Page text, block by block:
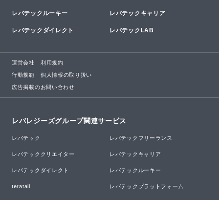
レバテックルーキー レバテックキャリア
レバテックダイレクト レバテックLAB
運営会社 利用規約
行動規範 個人情報の取り扱い
広告掲載のお問い合わせ
レバレジーズグループ関連サービス
レバテック レバテックフリーランス
レバテッククリエイター レバテックキャリア
レバテックダイレクト レバテックルーキー
teratail レバテックプラットフォーム